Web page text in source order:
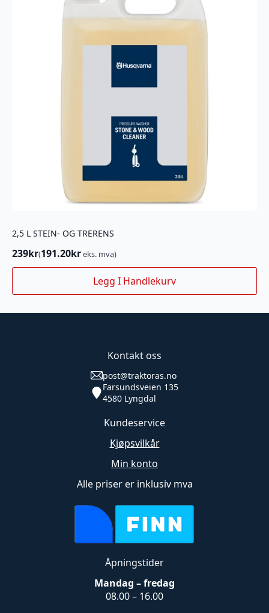
2,5 L STEIN- OG TRERENS
239kr(191.20kreks. mva)
Legg I Handlekurv
Kontakt oss
post@traktoras.no
Farsundsveien 135
4580 Lyngdal
Kundeservice
Kjøpsvilkår
Min konto
Alle priser er inklusiv mva
Åpningstider
Mandag – fredag
08.00 – 16.00